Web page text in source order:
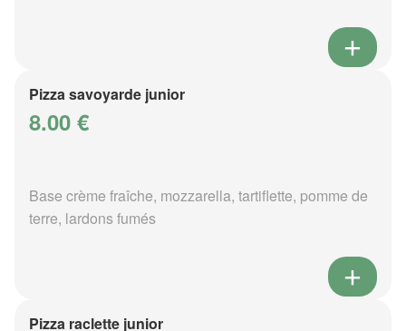
Pizza savoyarde junior
8.00 €
Base crème fraîche, mozzarella, tartiflette, pomme de
terre, lardons fumés
Pizza raclette junior